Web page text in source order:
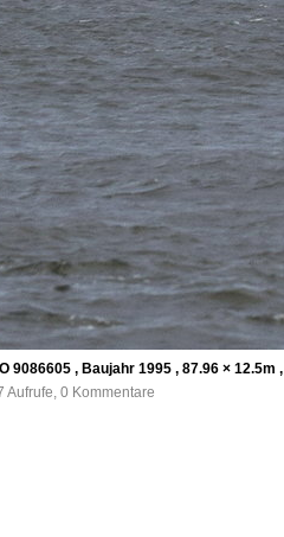
9086605 , Baujahr 1995 , 87.96 × 12.5m
Aufrufe, 0 Kommentare